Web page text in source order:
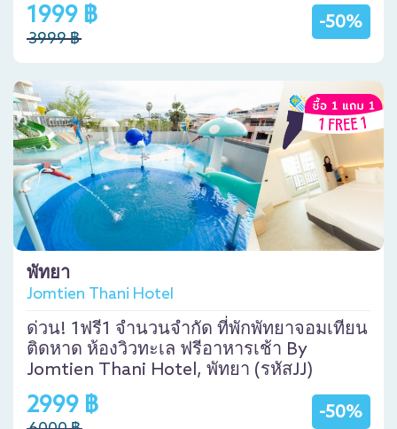
-50%
1999 ฿
3999 ฿
พัทยา
Jomtien Thani Hotel
ด่วน! 1ฟรี1 จำนวนจำกัด ที่พักพัทยาจอมเทียน
ติดหาด ห้องวิวทะเล ฟรีอาหารเช้า By
Jomtien Thani Hotel, พัทยา (รหัสJJ)
-50%
2999 ฿